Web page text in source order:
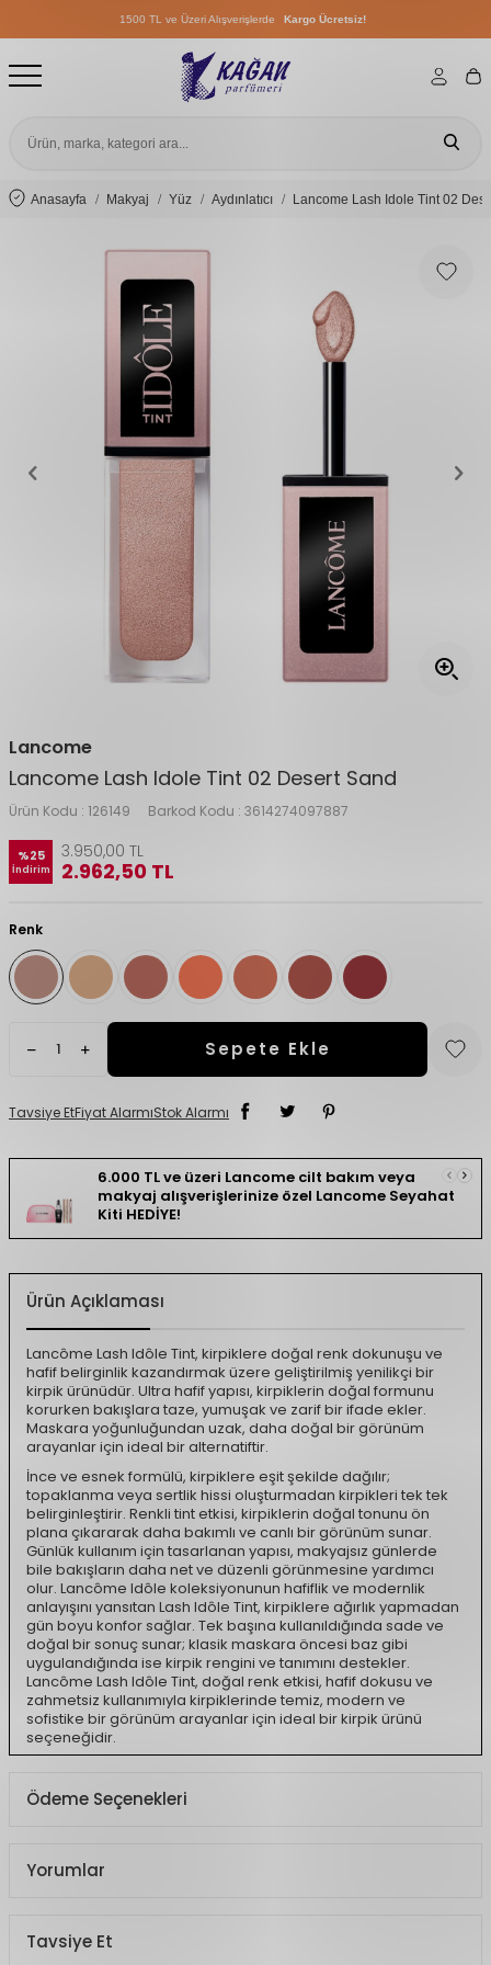
1500 TL ve Üzeri Alışverişlerde Kargo Ücretsiz!
1500 TL ve Üzeri Alışverişlerde
1500 TL ve Üzeri Alışverişlerde
Anasayfa Makyaj Yüz Aydınlatıcı Lancome Lash Idole Tint 02
Lancome
Lancome Lash Idole Tint 02 Desert Sand
Ürün Kodu : 126149 Barkod Kodu : 3614274097887
%25
İndirim
3.950,00 TL
2.962,50 TL
Renk
Sepete Ekle
Tavsiye EtFiyat AlarmıStok Alarmı
6.000 TL ve üzeri Lancome cilt bakım veya
makyaj alışverişlerinize özel Lancome Seyahat
Kiti HEDİYE!
Ürün Açıklaması
Lancôme Lash Idôle Tint, kirpiklere doğal renk dokunuşu ve
hafif belirginlik kazandırmak üzere geliştirilmiş yenilikçi bir
kirpik ürünüdür. Ultra hafif yapısı, kirpiklerin doğal formunu
korurken bakışlara taze, yumuşak ve zarif bir ifade ekler.
Maskara yoğunluğundan uzak, daha doğal bir görünüm
arayanlar için ideal bir alternatiftir.
İnce ve esnek formülü, kirpiklere eşit şekilde dağılır;
topaklanma veya sertlik hissi oluşturmadan kirpikleri tek tek
belirginleştirir. Renkli tint etkisi, kirpiklerin doğal tonunu ön
plana çıkararak daha bakımlı ve canlı bir görünüm sunar.
Günlük kullanım için tasarlanan yapısı, makyajsız günlerde
bile bakışların daha net ve düzenli görünmesine yardımcı
olur. Lancôme Idôle koleksiyonunun hafiflik ve modernlik
anlayışını yansıtan Lash Idôle Tint, kirpiklere ağırlık yapmadan
gün boyu konfor sağlar. Tek başına kullanıldığında sade ve
doğal bir sonuç sunar; klasik maskara öncesi baz gibi
uygulandığında ise kirpik rengini ve tanımını destekler.
Lancôme Lash Idôle Tint, doğal renk etkisi, hafif dokusu ve
zahmetsiz kullanımıyla kirpiklerinde temiz, modern ve
sofistike bir görünüm arayanlar için ideal bir kirpik ürünü
seçeneğidir.
Ödeme Seçenekleri
Yorumlar
Tavsiye Et